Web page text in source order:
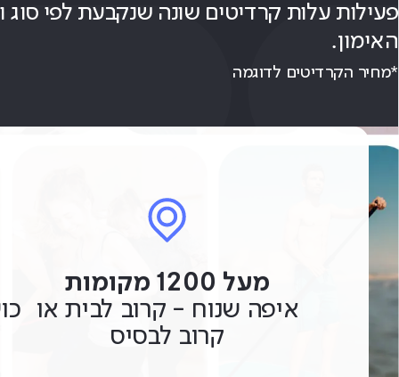
פעילות עלות קרדיטים שונה שנקבעת לפי סוג
האימון.
*מחיר הקרדיטים לדוגמה
מעל 1200 מקומות
איפה שנוח - קרוב לבית או
קרוב לבסיס